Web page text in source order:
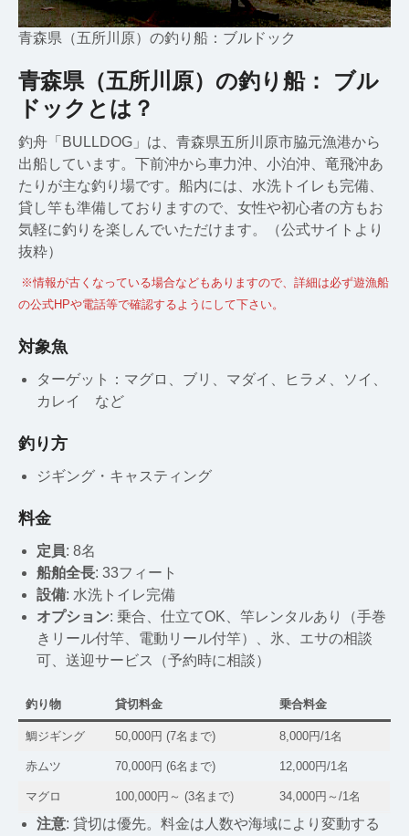
青森県（五所川原）の釣り船：ブルドック
青森県（五所川原）の釣り船： ブル
ドックとは？
釣舟「BULLDOG」は、青森県五所川原市脇元漁港から
出船しています。下前沖から車力沖、小泊沖、竜飛沖あ
たりが主な釣り場です。船内には、水洗トイレも完備、
貸し竿も準備しておりますので、女性や初心者の方もお
気軽に釣りを楽しんでいただけます。（公式サイトより
抜粋）
※情報が古くなっている場合などもありますので、詳細は必ず遊漁船
の公式HPや電話等で確認するようにして下さい。
対象魚
ターゲット：マグロ、ブリ、マダイ、ヒラメ、ソイ、
カレイ など
釣り方
ジギング・キャスティング
料金
定員: 8名
船舶全長: 33フィート
設備: 水洗トイレ完備
オプション: 乗合、仕立てOK、竿レンタルあり（手巻
きリール付竿、電動リール付竿）、氷、エサの相談
可、送迎サービス（予約時に相談）
釣り物 貸切料金 乗合料金
鯛ジギング 50,000円 (7名まで) 8,000円/1名
赤ムツ 70,000円 (6名まで) 12,000円/1名
マグロ 100,000円～ (3名まで) 34,000円～/1名
注意: 貸切は優先。料金は人数や海域により変動する